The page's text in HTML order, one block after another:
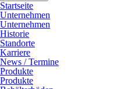
Startseite
Unternehmen
Unternehmen
Historie
Standorte
Karriere
News / Termine
Produkte
Produkte